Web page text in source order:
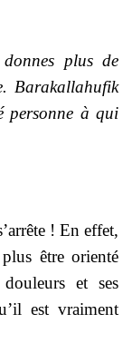
plus de
Barakallahufik
personne à qui
! En effet,
être orienté
et ses
est vraiment